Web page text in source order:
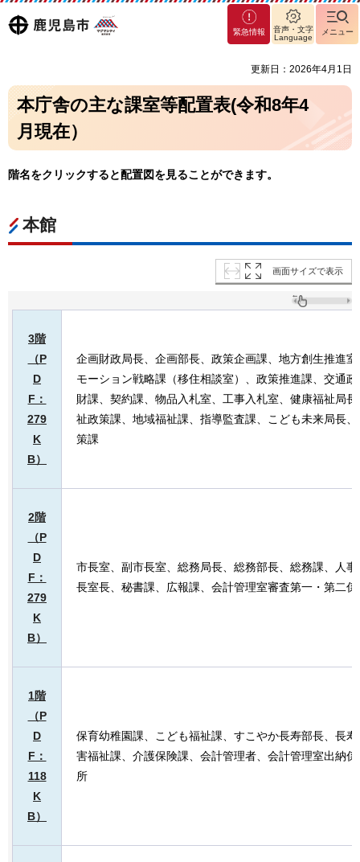
鹿児島
マグ
マシ
島市
緊急情報
音声・文字
Language
メニュー
更新日：2026年4月1日
本庁舎の主な課室等配置表(令和8年4
月現在）
階名をクリックすると配置図を見ることができます。
本館
画面サイズで表示
3階
（P
D
F：
279
K
B）
企画財政局長、企画部長、政策企画課、地方創生推進
モーション戦略課（移住相談室）、政策推進課、交通
財課、契約課、物品入札室、工事入札室、健康福祉局
祉政策課、地域福祉課、指導監査課、こども未来局長
策課
2階
（P
D
F：
279
K
B）
市長室、副市長室、総務局長、総務部長、総務課、人
長室長、秘書課、広報課、会計管理室審査第一・第二
1階
（P
D
F：
118
K
B）
保育幼稚園課、こども福祉課、すこやか長寿部長、長
害福祉課、介護保険課、会計管理者、会計管理室出納
所